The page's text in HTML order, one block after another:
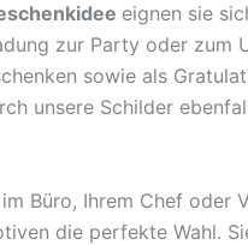
eignen sie
zur Party oder zum
sowie als
unsere Schilder
Büro, Ihrem Chef
die perfekte Wahl.